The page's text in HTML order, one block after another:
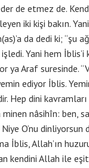
de etmez de.
iki kişi bakın.
da dedi ki;
Yani hem
ya Araf suresinde.
ediyor İblis.
Hep dini
nâsihîn: ben,
O’nu
İblis, Allah’ın
kendini Allah ile